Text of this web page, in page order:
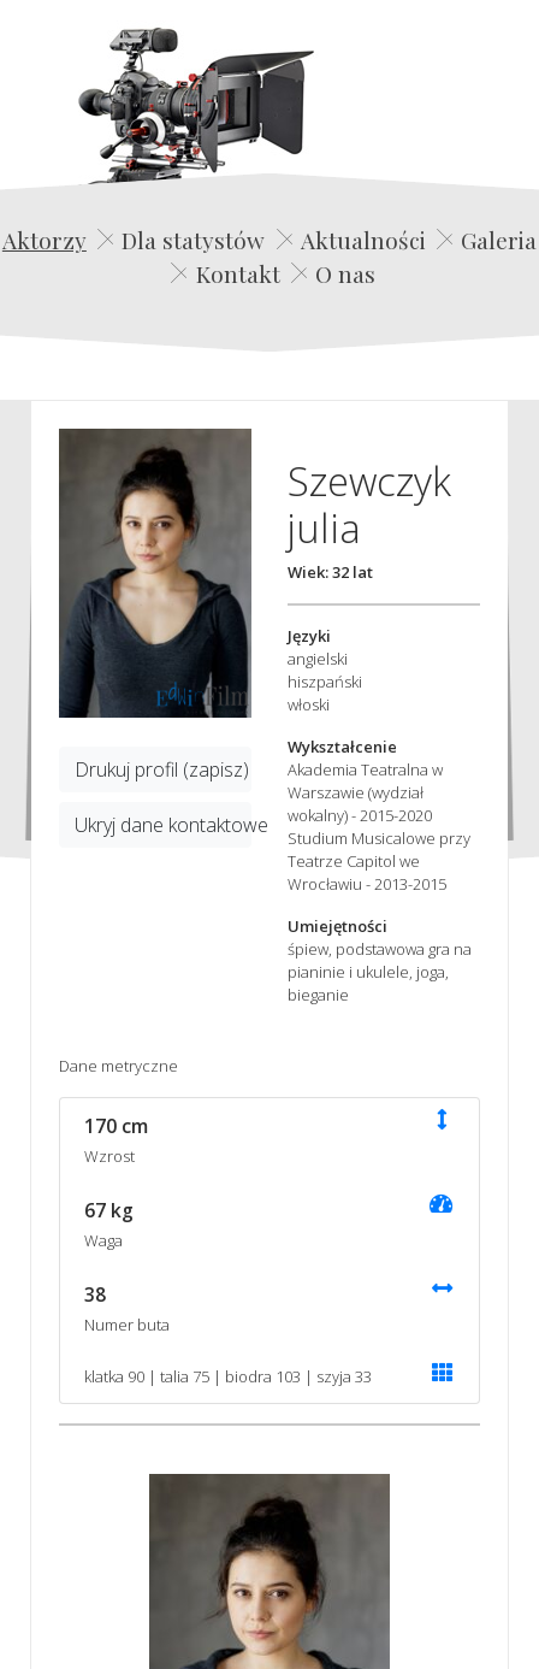
Edwin Film Agencja Aktorska
Aktorzy Dla statystów Aktualności
Galeria
Kontakt
O nas
Drukuj profil (zapisz)
Ukryj dane kontaktowe
Szewczyk
julia
Wiek: 32 lat
Języki
angielski
hiszpański
włoski
Wykształcenie
Akademia Teatralna w
Warszawie (wydział
wokalny) - 2015-2020
Studium Musicalowe przy
Teatrze Capitol we
Wrocławiu - 2013-2015
Umiejętności
śpiew, podstawowa gra na
pianinie i ukulele, joga,
bieganie
Dane metryczne
170 cm
Wzrost
67 kg
Waga
38
Numer buta
klatka 90 | talia 75 | biodra 103 | szyja 33